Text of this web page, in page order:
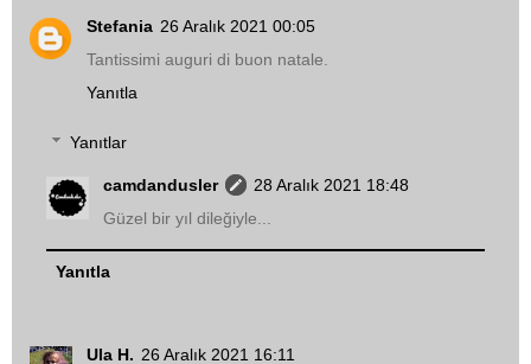
Stefania 26 Aralık 2021 00:05
Tantissimi auguri di buon natale.
Yanıtla
Yanıtlar
camdandusler
28 Aralık 2021 18:48
Güzel bir yıl dileğiyle...
Yanıtla
Ula H. 26 Aralık 2021 16:11